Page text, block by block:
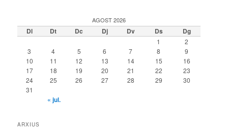
AGOST 2026
Dl Dt Dc Dj Dv Ds Dg
1
2
3
4 5 6 7 8
9
10
11 12 13 14 15
16
17
18 19 20 21 22
23
24
25 26 27 28 29
30
31
« jul.
ARXIUS